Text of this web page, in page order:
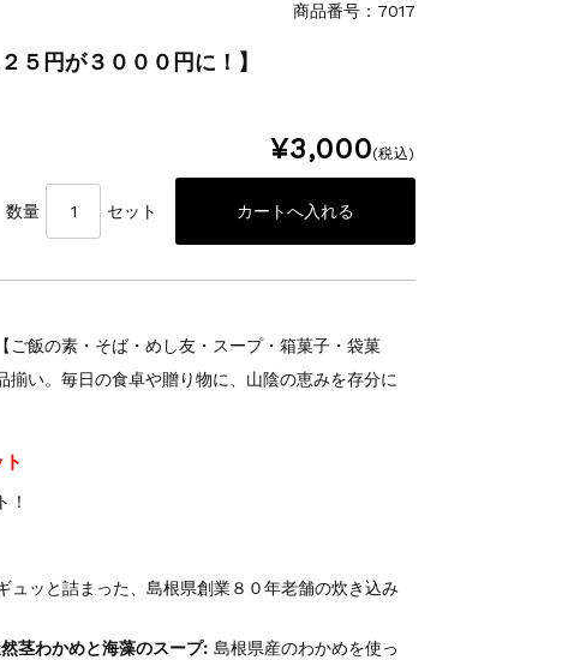
商品番号：7017
５円が３０００円に！】
¥3,000(税込)
数量 セット
ご飯の素・そば・めし友・スープ・箱菓子・袋菓
揃い。毎日の食卓や贈り物に、山陰の恵みを存分に
！
ュッと詰まった、島根県創業８０年老舗の炊き込み
茎わかめと海藻のスープ: 島根県産のわかめを使っ